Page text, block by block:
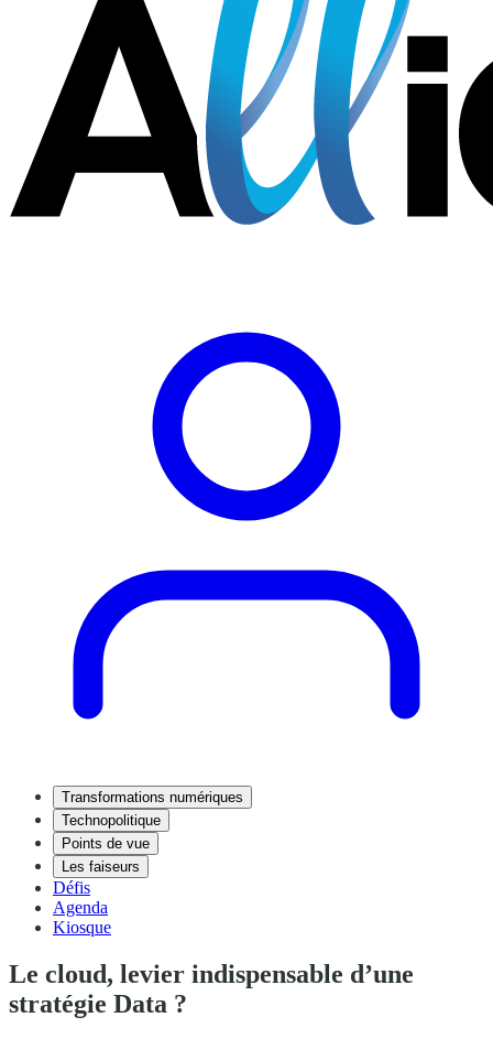
Transformations numériques
Technopolitique
Points de vue
Les faiseurs
Défis
Agenda
Kiosque
Le cloud, levier indispensable d’une
stratégie Data ?